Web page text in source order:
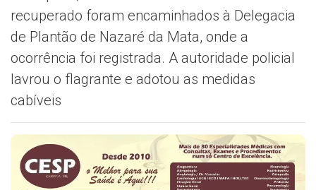
recuperado foram encaminhados à Delegacia
de Plantão de Nazaré da Mata, onde a
ocorrência foi registrada. A autoridade policial
lavrou o flagrante e adotou as medidas
cabíveis